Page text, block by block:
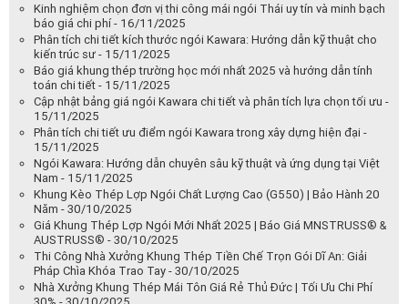
Kinh nghiệm chọn đơn vị thi công mái ngói Thái uy tín và minh bạch
báo giá chi phí - 16/11/2025
Phân tích chi tiết kích thước ngói Kawara: Hướng dẫn kỹ thuật cho
kiến trúc sư - 15/11/2025
Báo giá khung thép trường học mới nhất 2025 và hướng dẫn tính
toán chi tiết - 15/11/2025
Cập nhật bảng giá ngói Kawara chi tiết và phân tích lựa chọn tối ưu -
15/11/2025
Phân tích chi tiết ưu điểm ngói Kawara trong xây dựng hiện đại -
15/11/2025
Ngói Kawara: Hướng dẫn chuyên sâu kỹ thuật và ứng dụng tại Việt
Nam - 15/11/2025
Khung Kèo Thép Lợp Ngói Chất Lượng Cao (G550) | Bảo Hành 20
Năm - 30/10/2025
Giá Khung Thép Lợp Ngói Mới Nhất 2025 | Báo Giá MNSTRUSS® &
AUSTRUSS® - 30/10/2025
Thi Công Nhà Xưởng Khung Thép Tiền Chế Trọn Gói Dĩ An: Giải
Pháp Chìa Khóa Trao Tay - 30/10/2025
Nhà Xưởng Khung Thép Mái Tôn Giá Rẻ Thủ Đức | Tối Ưu Chi Phí